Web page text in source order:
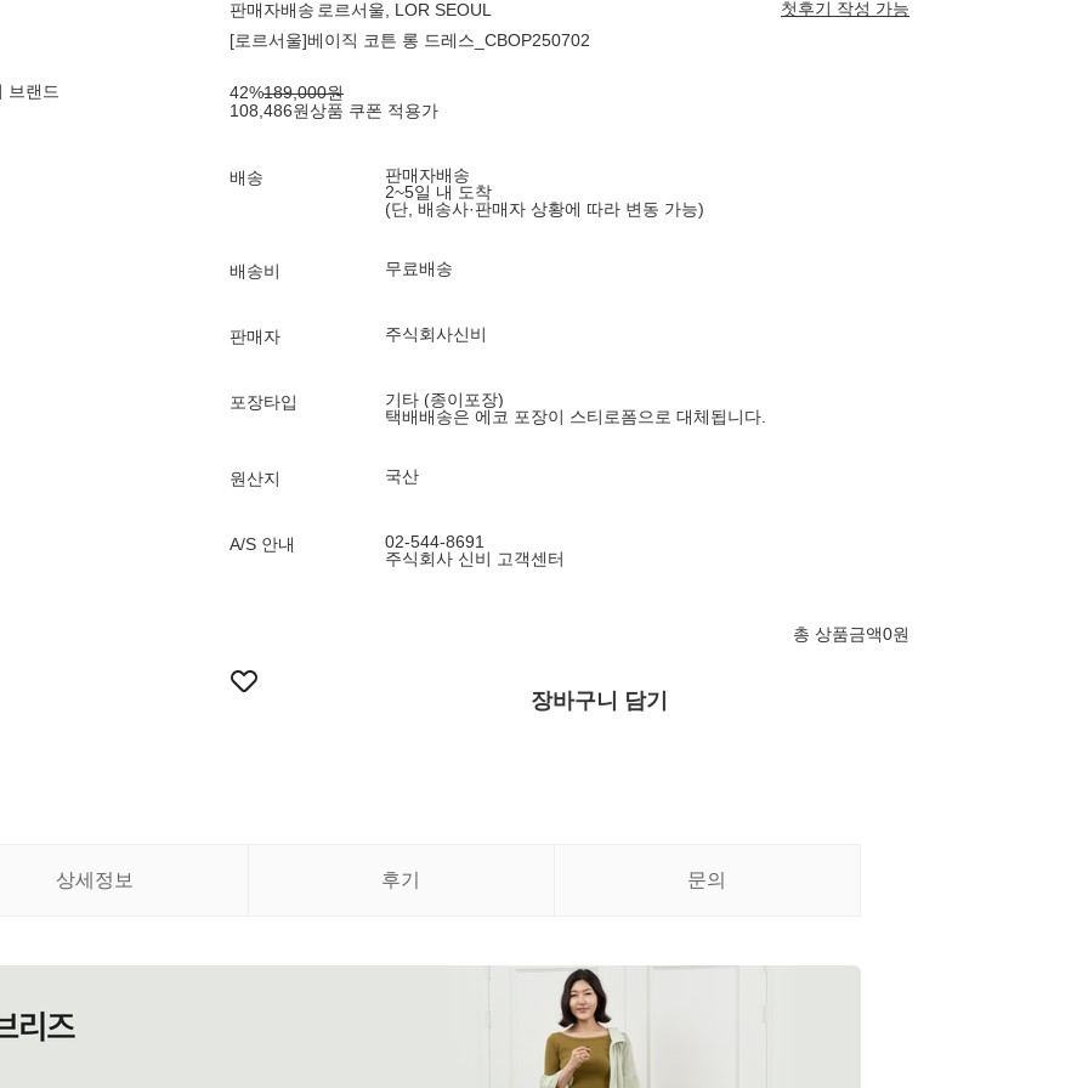
브랜드
판매자배송 로르서울, LOR SEOUL
첫후기 작성 가능
[로르서울]베이직 코튼 롱 드레스_CBOP250702
42%189,000원
108,486원상품 쿠폰 적용가
배송
판매자배송
2~5일 내 도착
(단, 배송사·판매자 상황에 따라 변동 가능)
배송비 무료배송
판매자 주식회사신비
포장타입
기타 (종이포장)
택배배송은 에코 포장이 스티로폼으로 대체됩니다.
원산지 국산
A/S 안내
02-544-8691
주식회사 신비 고객센터
총 상품금액0원
장바구니 담기
상세정보 후기 문의